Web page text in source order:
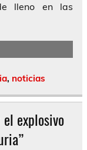
lleno en las
, noticias
explosivo